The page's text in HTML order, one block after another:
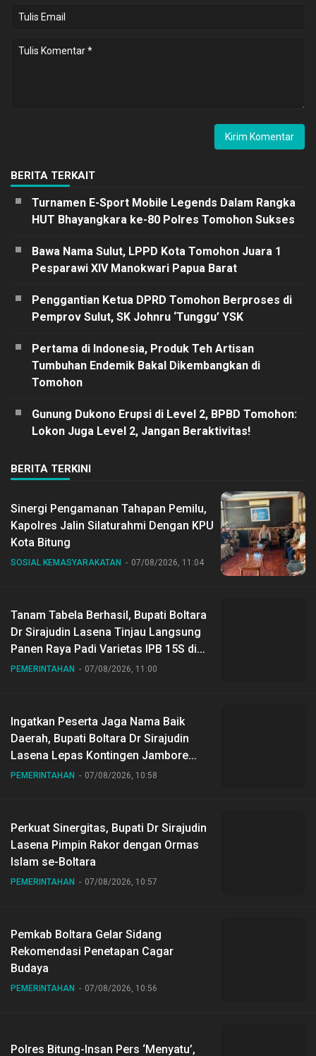
BERITA TERKAIT
Turnamen E-Sport Mobile Legends Dalam Rangka
HUT Bhayangkara ke-80 Polres Tomohon Sukses
Bawa Nama Sulut, LPPD Kota Tomohon Juara 1
Pesparawi XIV Manokwari Papua Barat
Penggantian Ketua DPRD Tomohon Berproses di
Pemprov Sulut, SK Johnru ‘Tunggu’ YSK
Pertama di Indonesia, Produk Teh Artisan
Tumbuhan Endemik Bakal Dikembangkan di
Tomohon
Gunung Dukono Erupsi di Level 2, BPBD Tomohon:
Lokon Juga Level 2, Jangan Beraktivitas!
BERITA TERKINI
Sinergi Pengamanan Tahapan Pemilu,
Kapolres Jalin Silaturahmi Dengan KPU
Kota Bitung
SOSIAL KEMASYARAKATAN 07/08/2026, 11:04
Tanam Tabela Berhasil, Bupati Boltara
Dr Sirajudin Lasena Tinjau Langsung
Panen Raya Padi Varietas IPB 15S di
Desa Gihang
PEMERINTAHAN 07/08/2026, 11:00
Ingatkan Peserta Jaga Nama Baik
Daerah, Bupati Boltara Dr Sirajudin
Lasena Lepas Kontingen Jambore
Nasional ke XII di Buperta Cibubur
PEMERINTAHAN 07/08/2026, 10:58
Perkuat Sinergitas, Bupati Dr Sirajudin
Lasena Pimpin Rakor dengan Ormas
Islam se-Boltara
PEMERINTAHAN 07/08/2026, 10:57
Pemkab Boltara Gelar Sidang
Rekomendasi Penetapan Cagar
Budaya
PEMERINTAHAN 07/08/2026, 10:56
Polres Bitung-Insan Pers ‘Menyatu’,